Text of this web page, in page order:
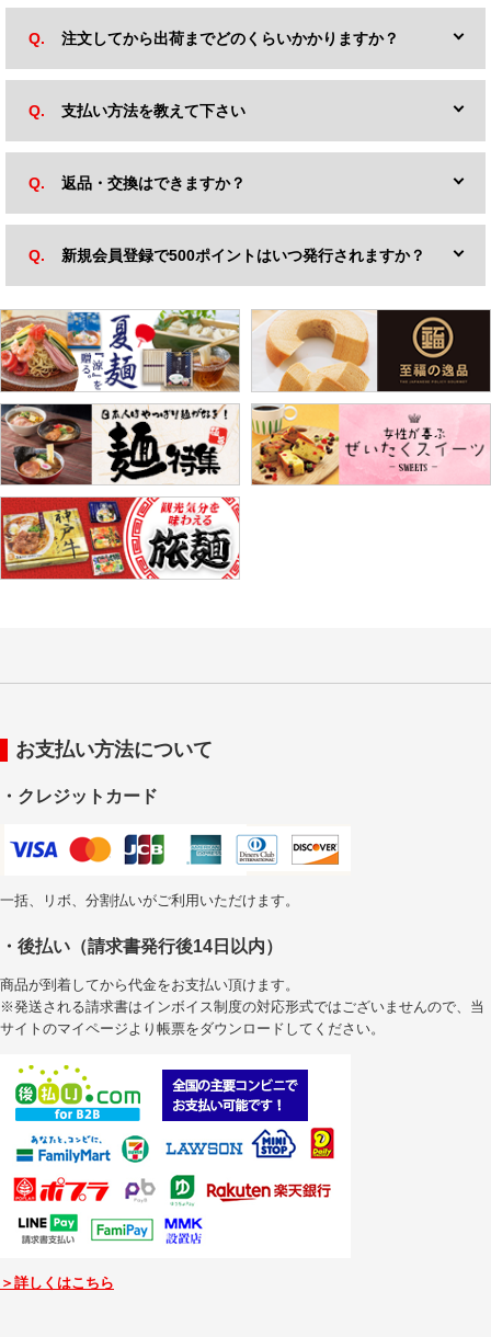
注文してから出荷までどのくらいかかりますか？
支払い方法を教えて下さい
返品・交換はできますか？
新規会員登録で500ポイントはいつ発行されますか？
お支払い方法について
・クレジットカード
一括、リボ、分割払いがご利用いただけます。
・後払い（請求書発行後14日以内）
商品が到着してから代金をお支払い頂けます。
※発送される請求書はインボイス制度の対応形式ではございませんので、当
サイトのマイページより帳票をダウンロードしてください。
＞詳しくはこちら